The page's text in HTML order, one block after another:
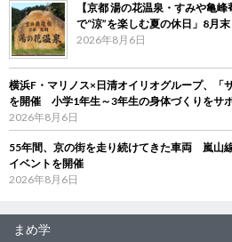
【京都 湯の花温泉・すみや亀
で“涼”を楽しむ夏の休日」8月
2026年8月6日
横浜F・マリノス×日清オイリオグループ、「
を開催 小学1年生～3年生の身体づくりをサ
2026年8月6日
55年間、京の街を走り続けてきた車両 嵐山
イベントを開催
2026年8月6日
まめ学